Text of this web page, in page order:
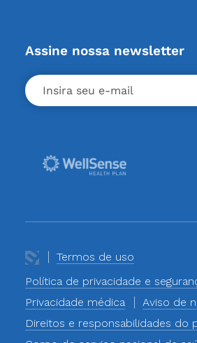
Assine nossa newsletter
Termos de uso
Política de privacidade e
Privacidade médica
Aviso de
Direitos e responsabilidades do